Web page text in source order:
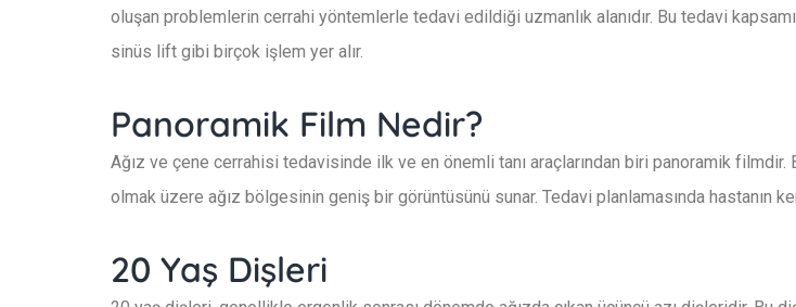
oluşan problemlerin cerrahi yöntemlerle tedavi edildiği uzmanlık alanıdır. Bu tedavi
sinüs lift gibi birçok işlem yer alır.
Panoramik Film Nedir?
Ağız ve çene cerrahisi tedavisinde ilk ve en önemli tanı araçlarından biri panoramik
olmak üzere ağız bölgesinin geniş bir görüntüsünü sunar. Tedavi planlamasında hastanın
20 Yaş Dişleri